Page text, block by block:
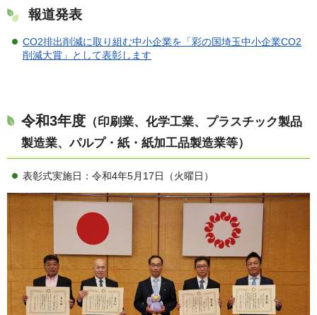
報道発表
CO2排出削減に取り組む中小企業を「彩の国埼玉中小企業CO2
削減大賞」として表彰します
令和3年度 （印刷業、化学工業、プラスチック製品
製造業、パルプ・紙・紙加工品製造業等）
表彰式実施日：令和4年5月17日（火曜日）